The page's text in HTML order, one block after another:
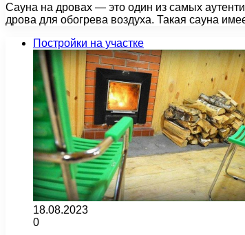
Сауна на дровах — это один из самых
дрова для обогрева воздуха. Такая сауна
Постройки на участке
18.08.2023
0